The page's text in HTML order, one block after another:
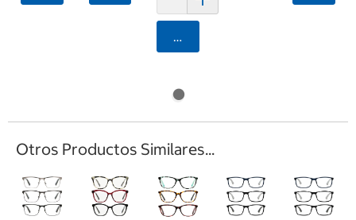
Agregar
Otros Productos Similares...